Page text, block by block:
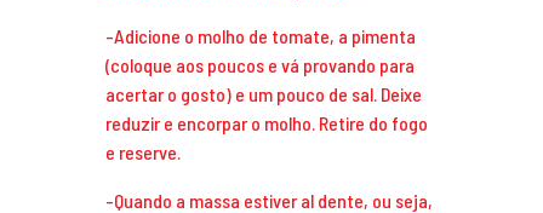
-Adicione o molho de tomate, a pimenta
(coloque aos poucos e vá provando para
acertar o gosto) e um pouco de sal. Deixe
reduzir e encorpar o molho. Retire do fogo
e reserve.
-Quando a massa estiver al dente, ou seja,